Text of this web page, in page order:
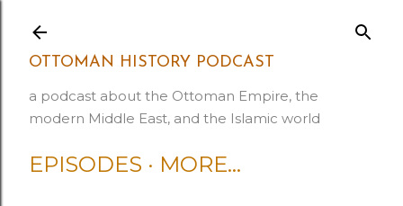
OTTOMAN HISTORY PODCAST
a podcast about the Ottoman Empire, the
modern Middle East, and the Islamic world
EPISODES MORE…